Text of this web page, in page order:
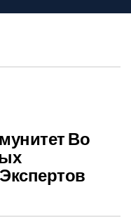
Во